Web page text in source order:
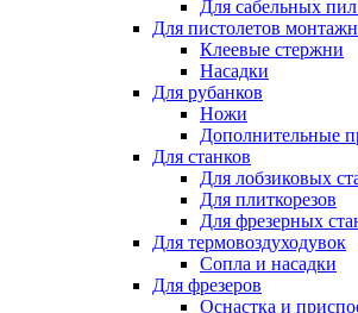
Для сабельных
Для пистолетов
Клеевые стержни
Насадки
Для рубанков
Ножи
Дополнительные
Для станков
Для лобзиковых
Для плиткорезов
Для фрезерных
Для термовоздуходувок
Сопла и насадки
Для фрезеров
Оснастка и